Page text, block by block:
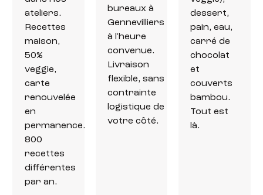
ateliers.
Recettes
maison,
50%
veggie,
carte
renouvelée
en
permanence.
800
recettes
différentes
par an.
bureaux à
Gennevilliers
à l'heure
convenue.
Livraison
flexible, sans
contrainte
logistique de
votre côté.
dessert,
pain, eau,
carré de
chocolat
et
couverts
bambou.
Tout est
là.